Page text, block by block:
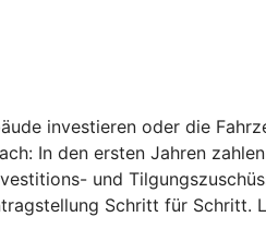
investieren oder die
In den ersten Jahren
und
Schritt für Schritt.